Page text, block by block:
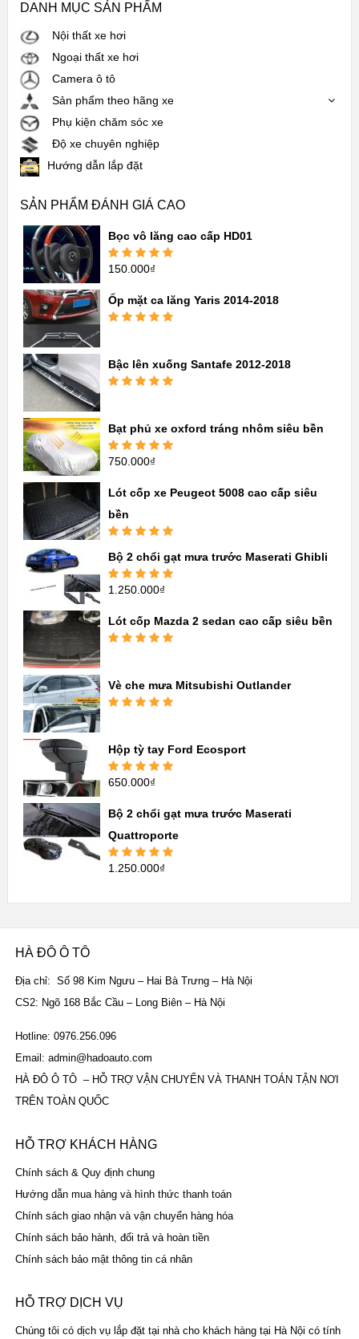
DANH MỤC SẢN PHẨM
Nội thất xe hơi
Ngoại thất xe hơi
Camera ô tô
Sản phẩm theo hãng xe
Phụ kiện chăm sóc xe
Độ xe chuyên nghiệp
Hướng dẫn lắp đặt
SẢN PHẨM ĐÁNH GIÁ CAO
Bọc vô lăng cao cấp HD01
Được xếp
sao
150.000₫
Ốp mặt ca lăng Yaris 2014-2018
sao
Bậc lên xuống Santafe 2012-2018
Bạt phủ xe oxford tráng nhôm siêu bền
Được xếp
sao
750.000₫
Lót cốp xe Peugeot 5008 cao cấp siêu
bền
hạng5.005
sao
Bộ 2 chổi gạt mưa trước Maserati Ghibli
Được xếp
sao
1.250.000₫
Lót cốp Mazda 2 sedan cao cấp siêu bền
sao
Vè che mưa Mitsubishi Outlander
sao
Hộp tỳ tay Ford Ecosport
Được xếp
sao
650.000₫
Bộ 2 chổi gạt mưa trước Maserati
Quattroporte
Được xếp
1.250.000₫
HÀ ĐÔ Ô TÔ
Địa chỉ: Số 98 Kim Ngưu – Hai Bà Trưng – Hà Nội
CS2: Ngõ 168 Bắc Cầu – Long Biên – Hà Nội
Hotline: 0976.256.096
Email: admin@hadoauto.com
HÀ ĐÔ Ô TÔ – HỖ TRỢ VẬN CHUYỂN VÀ THANH TOÁN TẬN NƠI
TRÊN TOÀN QUỐC
HỖ TRỢ KHÁCH HÀNG
Chính sách & Quy định chung
Hướng dẫn mua hàng và hình thức thanh toán
Chính sách giao nhận và vận chuyển hàng hóa
Chính sách bảo hành, đổi trả và hoàn tiền
Chính sách bảo mật thông tin cá nhân
HỖ TRỢ DỊCH VỤ
Chúng tôi có dịch vụ lắp đặt tại nhà cho khách hàng tại Hà Nội có tính